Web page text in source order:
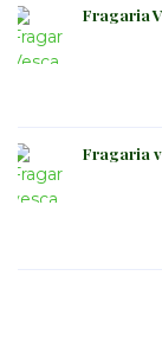
Fragaria
Fragaria